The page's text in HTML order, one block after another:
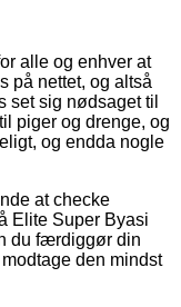
alle og enhver at
på nettet, og altså
set sig nødsaget til
piger og drenge, og
og endda nogle
at checke
Elite Super Byasi
du færdiggør din
den mindst